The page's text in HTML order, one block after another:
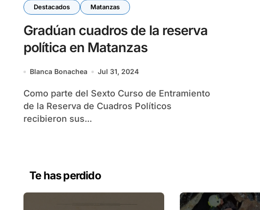
Destacados Matanzas
Gradúan cuadros de la reserva
política en Matanzas
Blanca Bonachea Jul 31, 2024
Como parte del Sexto Curso de Entramiento
de la Reserva de Cuadros Políticos
recibieron sus...
Te has perdido